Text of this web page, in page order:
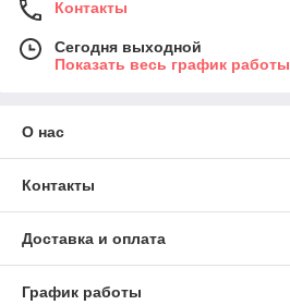
Контакты
Сегодня выходной
Показать весь график работы
О нас
Контакты
Доставка и оплата
График работы